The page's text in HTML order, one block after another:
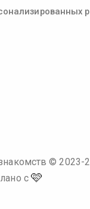
© 2023-
с 🩷